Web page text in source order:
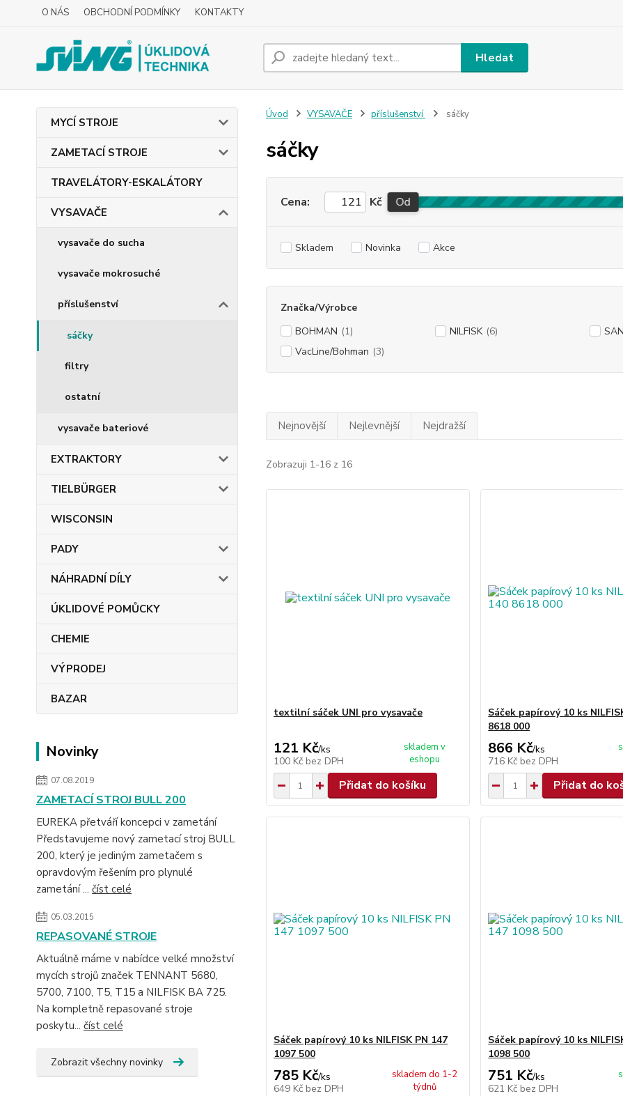
O NÁS OBCHODNÍ PODMÍNKY KONTAKTY
Hledat
MYCÍ STROJE
ZAMETACÍ STROJE
TRAVELÁTORY-ESKALÁTORY
VYSAVAČE
vysavače do sucha
vysavače mokrosuché
příslušenství
sáčky
filtry
ostatní
vysavače bateriové
EXTRAKTORY
TIELBÜRGER
WISCONSIN
PADY
NÁHRADNÍ DÍLY
ÚKLIDOVÉ POMŮCKY
CHEMIE
VÝPRODEJ
BAZAR
Novinky
07.08.2019
ZAMETACÍ STROJ BULL 200
EUREKA přetváří koncepci v zametání
Představujeme nový zametací stroj BULL
200, který je jediným zametačem s
opravdovým řešením pro plynulé
zametání ... číst celé
05.03.2015
REPASOVANÉ STROJE
Aktuálně máme v nabídce velké množství
mycích strojů značek TENNANT 5680,
5700, 7100, T5, T15 a NILFISK BA 725.
Na kompletně repasované stroje
poskytu... číst celé
Zobrazit všechny novinky
Úvod VYSAVAČE příslušenství sáčky
sáčky
Cena: Kč Od
Skladem Novinka Akce
Značka/Výrobce
BOHMAN (1) NILFISK (6)
VacLine/Bohman (3)
Nejnovější Nejlevnější Nejdražší
Zobrazuji 1-16 z 16
textilní sáček UNI pro vysavače
121 Kč/ks
100 Kč bez DPH
skladem v
eshopu
Přidat do košíku
Sáček papírový 10 ks
8618 000
866 Kč/ks
716 Kč bez DPH
Přidat do
Sáček papírový 10 ks NILFISK PN 147
1097 500
785 Kč/ks
649 Kč bez DPH
skladem do 1-2
týdnů
Sáček papírový 10 ks
1098 500
751 Kč/ks
621 Kč bez DPH